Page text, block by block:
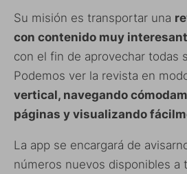
Su misión es transportar una
con contenido muy
con el fin de aprovechar todas
Podemos ver la revista en
vertical, navegando
páginas y visualizando
La app se encargará de
números nuevos disponibles a